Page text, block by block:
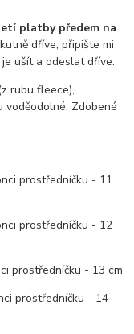
platby předem na
dříve, připište mi
ušít a odeslat dříve.
rubu fleece),
voděodolné. Zdobené
prostředníčku - 11
prostředníčku - 12
prostředníčku - 13 cm
prostředníčku - 14